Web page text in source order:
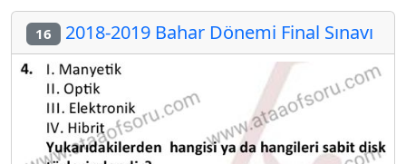
16 2018-2019 Bahar Dönemi Final Sınavı